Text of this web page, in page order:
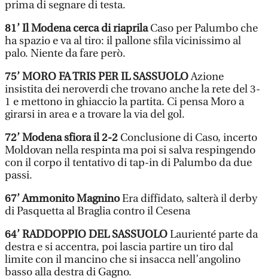
prima di segnare di testa.
81’ Il Modena cerca di riaprilaCaso per Palumbo che
ha spazio e va al tiro: il pallone sfila vicinissimo al
palo. Niente da fare però.
75’ MORO FA TRIS PER IL SASSUOLOAzione
insistita dei neroverdi che trovano anche la rete del 3-
1 e mettono in ghiaccio la partita. Ci pensa Moro a
girarsi in area e a trovare la via del gol.
72’ Modena sfiora il 2-2 Conclusione di Caso, incerto
Moldovan nella respinta ma poi si salva respingendo
con il corpo il tentativo di tap-in di Palumbo da due
passi.
67’ Ammonito MagninoEra diffidato, salterà il derby
di Pasquetta al Braglia contro il Cesena
64’ RADDOPPIO DEL SASSUOLOLaurienté parte da
destra e si accentra, poi lascia partire un tiro dal
limite con il mancino che si insacca nell’angolino
basso alla destra di Gagno.